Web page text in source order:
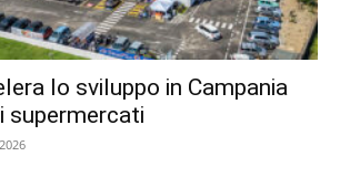
lo sviluppo in Campania
supermercati